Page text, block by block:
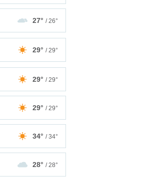
27° / 26°
29° / 29°
29° / 29°
29° / 29°
34° / 34°
28° / 28°